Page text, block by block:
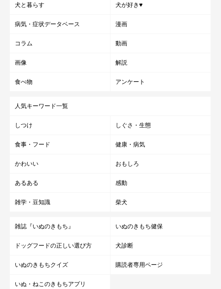
犬と暮らす 犬が好き♥
病気・症状データベース 漫画
コラム 動画
画像 解説
食べ物 アンケート
人気キーワード一覧
しつけ しぐさ・生態
食事・フード 健康・病気
かわいい おもしろ
あるある 感動
雑学・豆知識 柴犬
雑誌『いぬのきもち』 いぬのきもち健保
ドッグフードの正しい選び方 犬診断
いぬのきもちクイズ 購読者専用ページ
いぬ・ねこのきもちアプリ